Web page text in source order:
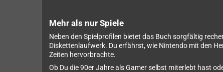
Mehr als nur Spiele
Neben den Spielprofilen bietet das Buch sorgfältig
Diskettenlaufwerk. Du erfährst, wie Nintendo mit den
Zeiten hervorbrachte.
Ob Du die 90er Jahre als Gamer selbst miterlebt hast